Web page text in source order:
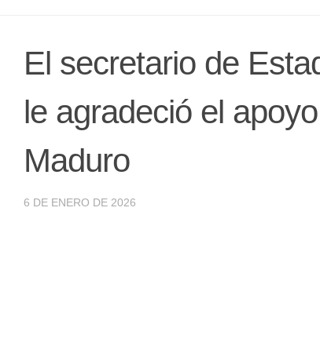
El secretario de
le agradeció el
Maduro
6 DE ENERO DE 2026